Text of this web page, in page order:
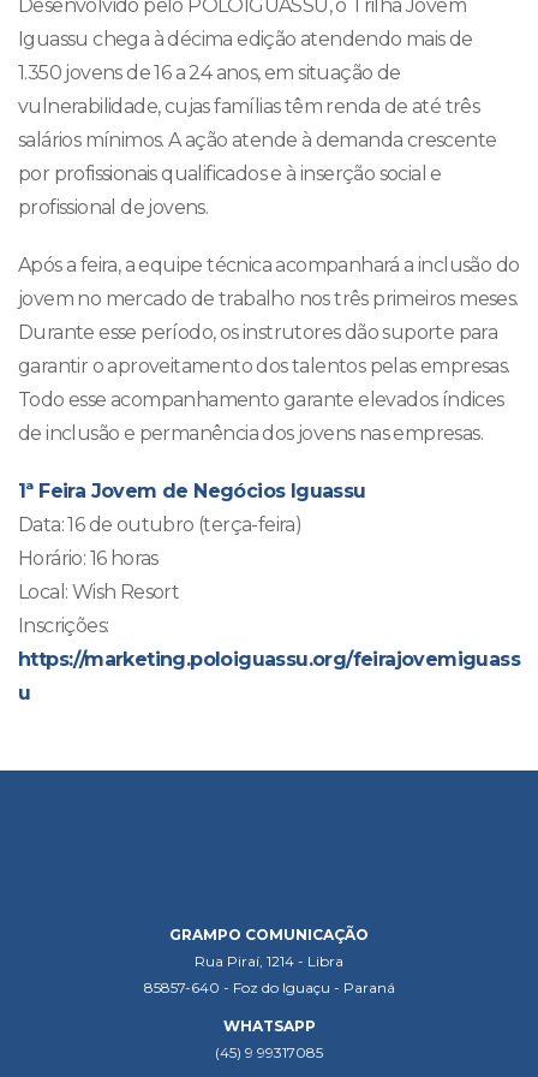
Desenvolvido pelo POLOIGUASSU, o Trilha Jovem
Iguassu chega à décima edição atendendo mais de
1.350 jovens de 16 a 24 anos, em situação de
vulnerabilidade, cujas famílias têm renda de até três
salários mínimos. A ação atende à demanda crescente
por profissionais qualificados e à inserção social e
profissional de jovens.
Após a feira, a equipe técnica acompanhará a inclusão do
jovem no mercado de trabalho nos três primeiros meses.
Durante esse período, os instrutores dão suporte para
garantir o aproveitamento dos talentos pelas empresas.
Todo esse acompanhamento garante elevados índices
de inclusão e permanência dos jovens nas empresas.
1ª Feira Jovem de Negócios Iguassu
Data: 16 de outubro (terça-feira)
Horário: 16 horas
Local: Wish Resort
Inscrições:
https://marketing.poloiguassu.org/feirajovemiguass
u
GRAMPO COMUNICAÇÃO
Rua Piraí, 1214 - Libra
85857-640 - Foz do Iguaçu - Paraná
WHATSAPP
(45) 9 99317085